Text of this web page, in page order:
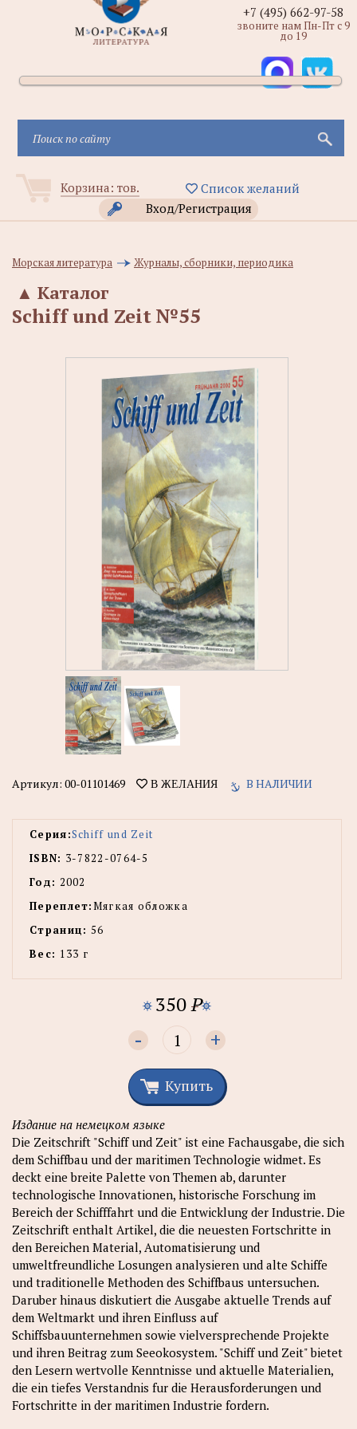
Корзина: тов.
Список желаний
Вход/Регистрация
+7 (495) 662-97-58
звоните нам Пн-Пт с 9
до 19
Морская литература Журналы, сборники, периодика
Каталог
▲
Schiff und Zeit №55
Артикул: 00-01101469 В ЖЕЛАНИЯ В НАЛИЧИИ
Серия:Schiff und Zeit
ISBN: 3-7822-0764-5
Год: 2002
Переплет:Мягкая обложка
Страниц: 56
Вес: 133 г
350P
- +
Купить
Издание на немецком языке
Die Zeitschrift "Schiff und Zeit" ist eine Fachausgabe, die sich
dem Schiffbau und der maritimen Technologie widmet. Es
deckt eine breite Palette von Themen ab, darunter
technologische Innovationen, historische Forschung im
Bereich der Schifffahrt und die Entwicklung der Industrie. Die
Zeitschrift enthalt Artikel, die die neuesten Fortschritte in
den Bereichen Material, Automatisierung und
umweltfreundliche Losungen analysieren und alte Schiffe
und traditionelle Methoden des Schiffbaus untersuchen.
Daruber hinaus diskutiert die Ausgabe aktuelle Trends auf
dem Weltmarkt und ihren Einfluss auf
Schiffsbauunternehmen sowie vielversprechende Projekte
und ihren Beitrag zum Seeokosystem. "Schiff und Zeit" bietet
den Lesern wertvolle Kenntnisse und aktuelle Materialien,
die ein tiefes Verstandnis fur die Herausforderungen und
Fortschritte in der maritimen Industrie fordern.